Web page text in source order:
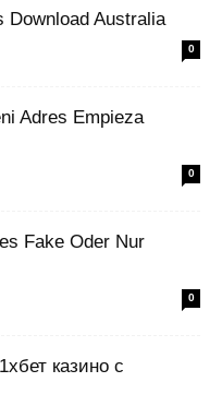
Download Australia
0
Adres Empieza
0
Fake Oder Nur
0
казино с